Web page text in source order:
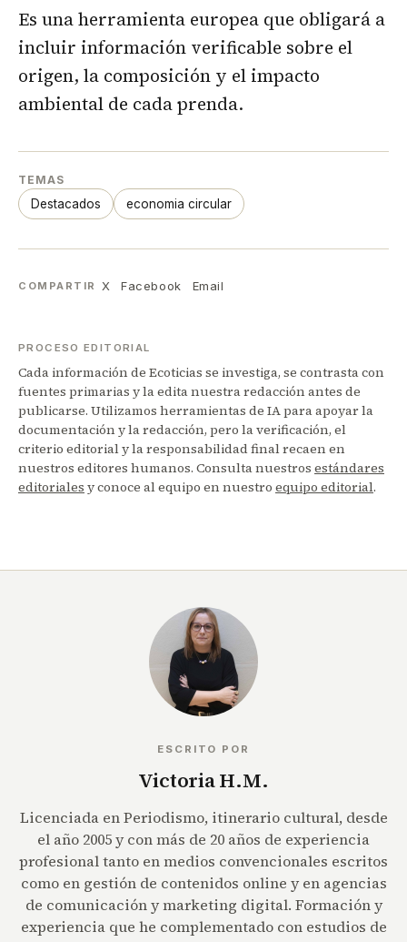
Es una herramienta europea que obligará a
incluir información verificable sobre el
origen, la composición y el impacto
ambiental de cada prenda.
TEMAS
Destacados economia circular
COMPARTIR X Facebook Email
PROCESO EDITORIAL
Cada información de Ecoticias se investiga, se contrasta con
fuentes primarias y la edita nuestra redacción antes de
publicarse. Utilizamos herramientas de IA para apoyar la
documentación y la redacción, pero la verificación, el
criterio editorial y la responsabilidad final recaen en
nuestros editores humanos. Consulta nuestros estándares
editoriales y conoce al equipo en nuestro equipo editorial.
ESCRITO POR
Victoria H.M.
Licenciada en Periodismo, itinerario cultural, desde
el año 2005 y con más de 20 años de experiencia
profesional tanto en medios convencionales escritos
como en gestión de contenidos online y en agencias
de comunicación y marketing digital. Formación y
experiencia que he complementado con estudios de